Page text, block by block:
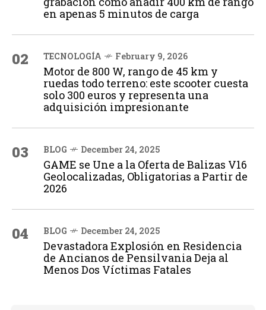
en apenas 5 minutos de carga
02 TECNOLOGÍA February 9, 2026
Motor de 800 W, rango de 45 km y
ruedas todo terreno: este scooter cuesta
solo 300 euros y representa una
adquisición impresionante
03 BLOG December 24, 2025
GAME se Une a la Oferta de Balizas V16
Geolocalizadas, Obligatorias a Partir de
2026
04 BLOG December 24, 2025
Devastadora Explosión en Residencia
de Ancianos de Pensilvania Deja al
Menos Dos Víctimas Fatales